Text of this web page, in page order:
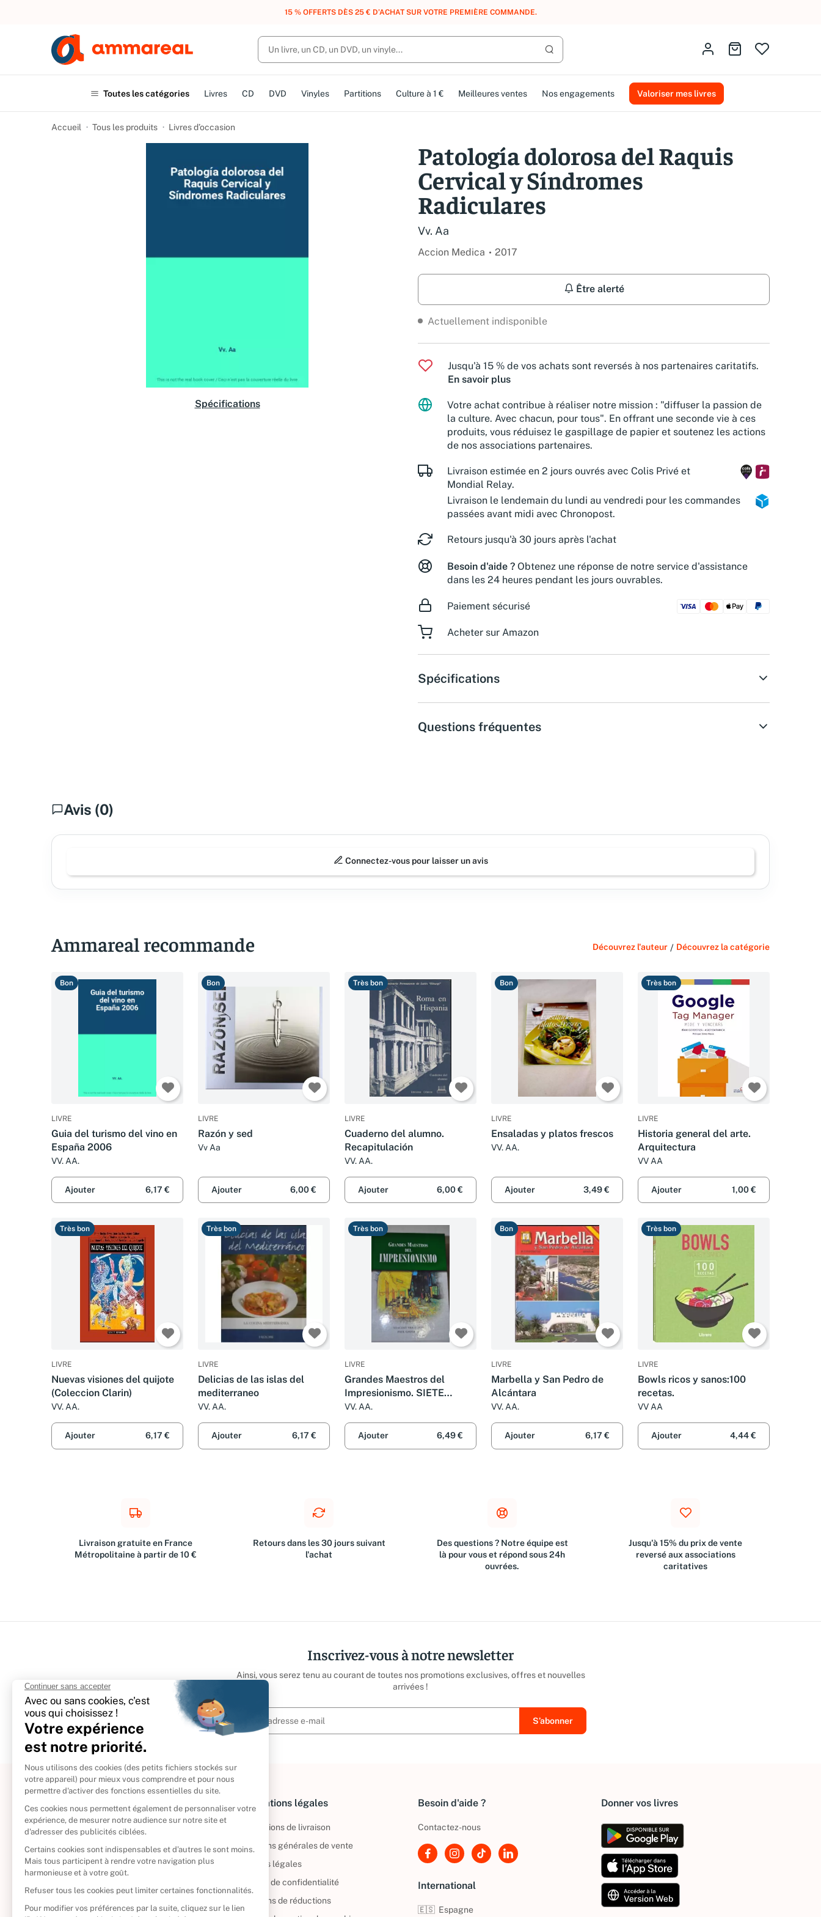
UN ACHAT, DES POINTS, DES RÉCOMPENSES :REJOIGNEZ GRATUITEMENT LE CLUB AMMAREAL.
Lancer la recherche
Identifiez-vousAller au panier
Toutes les catégories Livres CD DVD Vinyles Partitions Culture à 1 € Meilleures ventes Nos engagements Valoriser mes livres
Accueil Tous les produits Livres d’occasion
Spécifications
Patología dolorosa del Raquis
Cervical y Síndromes
Radiculares
Vv. Aa
Accion Medica 2017
Être alerté
Actuellement indisponible
Jusqu'à 15 % de vos achats sont reversés à nos partenaires caritatifs.
En savoir plus
Votre achat contribue à réaliser notre mission : "diffuser la passion de
la culture. Avec chacun, pour tous". En offrant une seconde vie à ces
produits, vous réduisez le gaspillage de papier et soutenez les actions
de nos associations partenaires.
Livraison estimée en 2 jours ouvrés avec Colis Privé et
Mondial Relay.
Livraison le lendemain du lundi au vendredi pour les commandes
passées avant midi avec Chronopost.
Retours jusqu'à 30 jours après l'achat
Besoin d'aide ? Obtenez une réponse de notre service d'assistance
dans les 24 heures pendant les jours ouvrables.
Paiement sécurisé
Acheter sur Amazon
Spécifications
Questions fréquentes
Avis (0)
Connectez-vous pour laisser un avis
Ammareal recommande Découvrez l'auteur / Découvrez la catégorie
Bon
LIVRE
Guia del turismo del vino en
España 2006
VV. AA.
Ajouter 6,17 €
Bon
LIVRE
Razón y sed
Vv Aa
Ajouter 6,00 €
Très bon
LIVRE
Cuaderno del alumno.
Recapitulación
VV. AA.
Ajouter 6,00 €
Bon
LIVRE
Ensaladas y platos frescos
VV. AA.
Ajouter 3,49 €
Très bon
LIVRE
Historia general del arte.
Arquitectura
VV AA
Ajouter 1,00 €
Très bon
LIVRE
Nuevas visiones del quijote
(Coleccion Clarin)
VV. AA.
Ajouter 6,17 €
Très bon
LIVRE
Delicias de las islas del
mediterraneo
VV. AA.
Ajouter 6,17 €
Très bon
LIVRE
Grandes Maestros del
Impresionismo. SIETE
TOMOS.
VV. AA.
Ajouter 6,49 €
Bon
LIVRE
Marbella y San Pedro de
Alcántara
VV. AA.
Ajouter 6,17 €
Très bon
LIVRE
Bowls ricos y sanos:100
recetas.
VV AA
Ajouter 4,44 €
Livraison gratuite en France
Métropolitaine à partir de 10 €
Retours dans les 30 jours suivant
l'achat
Des questions ? Notre équipe est
là pour vous et répond sous 24h
ouvrées.
Jusqu'à 15% du prix de vente
reversé aux associations
caritatives
Inscrivez-vous à notre newsletter
Ainsi, vous serez tenu au courant de toutes nos promotions exclusives, offres et nouvelles
arrivées !
À propos
Politique de retour
Reprendre vos livres
Qui sommes-nous ?
Informations légales
Informations de livraison
Conditions générales de vente
Mentions légales
Politique de confidentialité
Conditions de réductions
Besoin d'aide ?
Contactez-nous
International
🇪🇸 Espagne
Donner vos livres